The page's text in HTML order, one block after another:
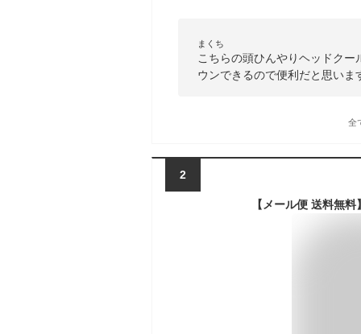
まくち
こちらの頭ひんやりヘッドク
ウンできるので便利だと思いま
全
2